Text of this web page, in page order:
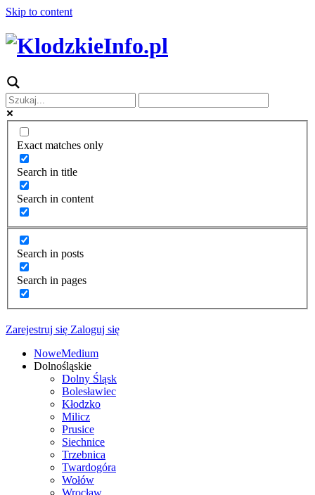
Skip to content
Exact matches only
Search in title
Search in content
Search in posts
Search in pages
Zarejestruj się Zaloguj się
NoweMedium
Dolnośląskie
Dolny Śląsk
Bolesławiec
Kłodzko
Milicz
Prusice
Siechnice
Trzebnica
Twardogóra
Wołów
Wrocław